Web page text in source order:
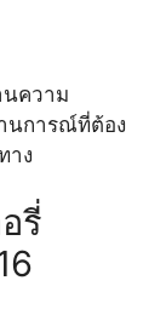
นความ
นการณ์ที่ต้อง
าง
รี่